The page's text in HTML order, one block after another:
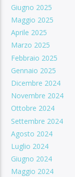
Giugno 2025
Maggio 2025
Aprile 2025
Marzo 2025
Febbraio 2025
Gennaio 2025
Dicembre 2024
Novembre 2024
Ottobre 2024
Settembre 2024
Agosto 2024
Luglio 2024
Giugno 2024
Maggio 2024